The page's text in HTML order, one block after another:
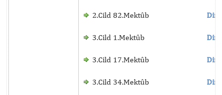
2.Cild 82.Mektûb
3.Cild 1.Mektûb
3.Cild 17.Mektûb
3.Cild 34.Mektûb